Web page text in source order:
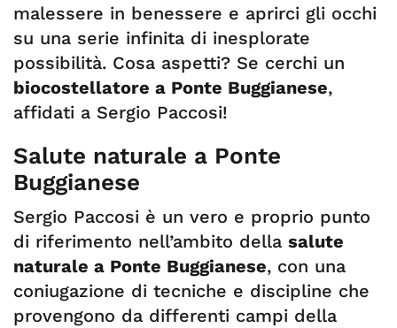
malessere in benessere e aprirci gli occhi
su una serie infinita di inesplorate
possibilità. Cosa aspetti? Se cerchi un
biocostellatore a Ponte Buggianese,
affidati a Sergio Paccosi!
Salute naturale a Ponte
Buggianese
Sergio Paccosi è un vero e proprio punto
di riferimento nell’ambito della salute
naturale a Ponte Buggianese, con una
coniugazione di tecniche e discipline che
provengono da differenti campi della